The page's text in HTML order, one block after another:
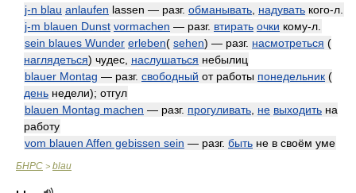
j-n blau anlaufen lassen — разг. обманывать надувать кого-л.
j-m blauen Dunst vormachen — разг. втирать очки кому-л.
sein blaues Wunder erleben( sehen) — разг. насмотреться (
наглядеться) чудес, наслушаться небылиц
blauer Montag — разг. свободный от работы понедельник (
день недели); отгул
blauen Montag machen — разг. прогуливать не выходить на
работу
vom blauen Affen gebissen sein — разг. быть не в своём уме
БНРС > blau